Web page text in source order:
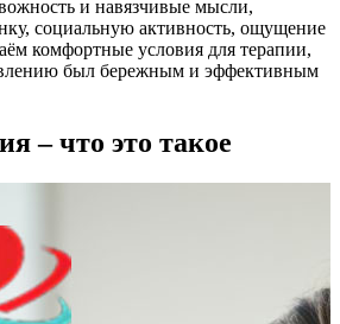
и навязчивые мысли,
социальную активность, ощущение
комфортные условия для терапии,
был бережным и эффективным
– что это такое